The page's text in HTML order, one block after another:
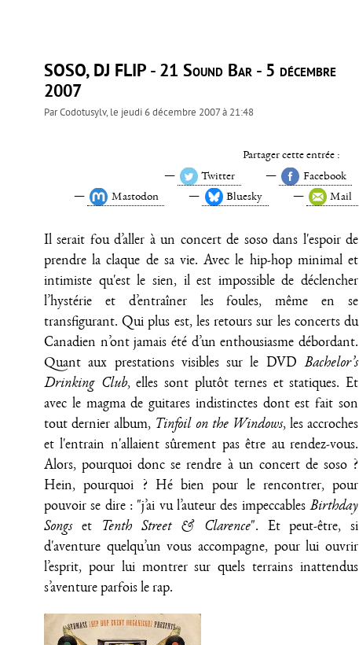
SOSO, DJ FLIP - 21 Sound Bar - 5 décembre
2007
ParCodotusylv, le jeudi 6 décembre 2007 à 21:48
Partager cette entrée :
Twitter
Facebook
Mastodon
Bluesky Mail
Il serait fou d’aller à un concert de soso dans l'espoir de
prendre la claque de sa vie. Avec le hip-hop minimal et
intimiste qu'est le sien, il est impossible de déclencher
l’hystérie et d’entraîner les foules, même en se
transfigurant. Qui plus est, les retours sur les concerts du
Canadien n’ont jamais été d’un enthousiasme débordant.
Quant aux prestations visibles sur le DVD Bachelor’s
Drinking Club, elles sont plutôt ternes et statiques. Et
avec le magma de guitares indistinctes dont est fait son
tout dernier album, Tinfoil on the Windows, les accroches
et l'entrain n'allaient sûrement pas être au rendez-vous.
Alors, pourquoi donc se rendre à un concert de soso ?
Hein, pourquoi ? Hé bien pour le rencontrer, pour
pouvoir se dire : "j’ai vu l’auteur des impeccables Birthday
Songset Tenth Street & Clarence". Et peut-être, si
d'aventure quelqu’un vous accompagne, pour lui ouvrir
l’esprit, pour lui montrer sur quels terrains inattendus
s’aventure parfois le rap.